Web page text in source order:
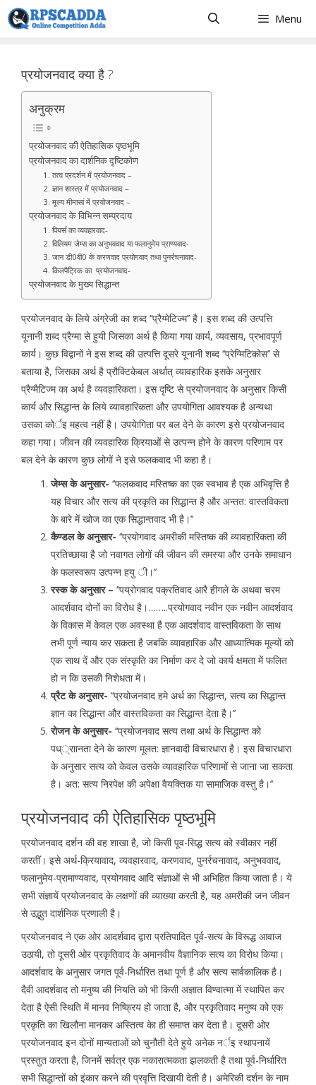
Skip
to
Menu
प्रयोजनवाद क्या है ?
अनुक्रम
प्रयोजनवाद की ऐतिहासिक पृष्ठभूमि
प्रयोजनवाद का दार्शनिक दृष्टिकोण
1. तत्व प्रदर्शन में प्रयोजनवाद –
2. ज्ञान शास्त्र में प्रयोजनवाद –
3. मूल्य मीमासां में प्रयोजनवाद –
प्रयोजनवाद के विभिन्न सम्प्रदाय
1. पियर्स का व्यवहारवाद-
2. विलियम जेम्स का अनुभववाद या फलानुमेय प्राण्यवाद-
3. जान डी0वी0 के करणवाद प्रयोगवाद तथा पुनर्रचनावाद-
4. किलपैट्रिक का प्रयोजनवाद-
प्रयोजनवाद के मुख्य सिद्धान्त
प्रयोजनवाद के लिये अंग्रेजी का शब्द ‘‘प्रैग्मेटिज्म’’ है। इस शब्द की उत्पत्ति
यूनानी शब्द प्रैग्मा से हुयी जिसका अर्थ है किया गया कार्य, व्यवसाय, प्रभावपूर्ण
कार्य। कुछ विद्वानों ने इस शब्द की उत्पत्ति दूसरे यूनानी शब्द ‘‘प्रेग्मिटिकोस’’ से
बताया है, जिसका अर्थ है प्रौक्टिकेबल अर्थात् व्यावहारिक इसके अनुसार
प्रैग्मैटिज्म का अर्थ है व्यवहारिकता। इस दृष्टि से प्रयोजनवाद के अनुसार किसी
कार्य और सिद्धान्त के लिये व्यावहारिकता और उपयोगिता आवश्यक है अन्यथा
उसका कोर्इ महत्व नहीं है। उपयेागिता पर बल देने के कारण इसे प्रयोजनवाद
कहा गया। जीवन की व्यवहारिक क्रियाओं से उत्पन्न होने के कारण परिणाम पर
बल देने के कारण कुछ लोगों ने इसे फलकवाद भी कहा है।
जेम्स के अनुसार- ‘‘फलकवाद मस्तिष्क का एक स्वभाव है एक अभिवृत्ति है
यह विचार और सत्य की प्रकृति का सिद्धान्त है और अन्तत: वास्तविकता
के बारे में खोज का एक सिद्धान्तवाद भी है।’’
कैण्डल के अनुसार- ‘‘प्रयोगवाद अमरीकी मस्तिष्क की व्यावहारिकता की
प्रतिच्छाया है जो नवागत लोगों की जीवन की समस्या और उनके समाधान
के फलस्वरूप उत्पन्न हयु ी।’’
रस्क के अनुसार – ‘‘पय्रोगवाद पक्रतिवाद आरै हीगले के अथवा चरम
आदर्शवाद दोनों का विरोध है।……..प्रयोगवाद नवीन एक नवीन आदर्शवाद
के विकास में केवल एक अवस्था है एक आदर्शवाद वास्तविकता के साथ
तभी पूर्ण न्याय कर सकता है जबकि व्यावहारिक और आध्यात्मिक मूल्यों को
एक साथ दें और एक संस्कृति का निर्माण कर दे जो कार्य क्षमता में फलित
हो न कि उसकी निशेधता में।
प्रैट के अनुसार- ‘‘प्रयोजनवाद हमे अर्थ का सिद्धान्त, सत्य का सिद्धान्त
ज्ञान का सिद्धान्त और वास्तविकता का सिद्धान्त देता है।’’
रोजन के अनुसार- ‘‘प्रयोजनवाद सत्य तथा अर्थ के सिद्धान्त को
पध््राानता देने के कारण मूलत: ज्ञानवादी विचारधारा है। इस विचारधारा
के अनुसार सत्य को केवल उसके व्यावहारिक परिणामों से जाना जा सकता
है। अत: सत्य निरपेक्ष की अपेक्षा वैयक्तिक या सामाजिक वस्तु है।’’
प्रयोजनवाद की ऐतिहासिक पृष्ठभूमि
प्रयोजनवाद दर्शन की वह शाखा है, जो किसी पूव-सिद्ध सत्य को स्वीकार नहीं
करतीं। इसे अर्थ-क्रियावाद, व्यवहारवाद, करणवाद, पुनर्रचनावाद, अनुभववाद,
फलानुमेय-प्रामाण्यवाद, प्रयोगवाद आदि संज्ञाओं से भी अभिहित किया जाता है। ये
सभी संज्ञायें प्रयोजनवाद के लक्षणों की व्याख्या करती है, यह अमरीकी जन जीवन
से उद्भुत दार्शनिक प्रणाली है।
प्रयोजनवाद ने एक ओर आदर्शवाद द्वारा प्रतिपादित पूर्व-सत्य के विरूद्ध आवाज
उठायी, तो दूसरी ओर प्रकृतिवाद के अमानवीय वैज्ञानिक सत्य का विरोध किया।
आदर्शवाद के अनुसार जगत पूर्व-निर्धारित तथा पूर्ण है और सत्य सार्वकालिक है।
दैवी आदर्शवाद तो मनुष्य की नियति को भी किसी अज्ञात विण्वात्मा में स्थापित कर
देता है ऐसी स्थिति में मानव निष्क्रिय हो जाता है, और प्रकृतिवाद मनुष्य को एक
प्रकृति का खिलौना मानकर अस्तित्व केा ही समाप्त कर देता है। दूसरी ओर
प्रयोजनवाद इन दोनों मान्यताओं को चुनौती देते हुये अनेक नर्इ स्थापनायें
प्रस्तुत करता है, जिनमें सर्वत्र एक नकारात्मकता झलकती है तथा पूर्व-निर्धारित
सभी सिद्धान्तों को इंकार करने की प्रवृत्ति दिखायी देती है। अमेरिकी दर्शन के नाम